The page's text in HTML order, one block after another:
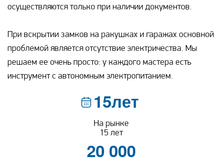
осуществляются только при наличии документов.
При вскрытии замков на ракушках и гаражах основной
проблемой является отсутствие электричества. Мы
решаем ее очень просто: у каждого мастера есть
инструмент с автономным электропитанием.
15лет
На рынке
15 лет
20 000